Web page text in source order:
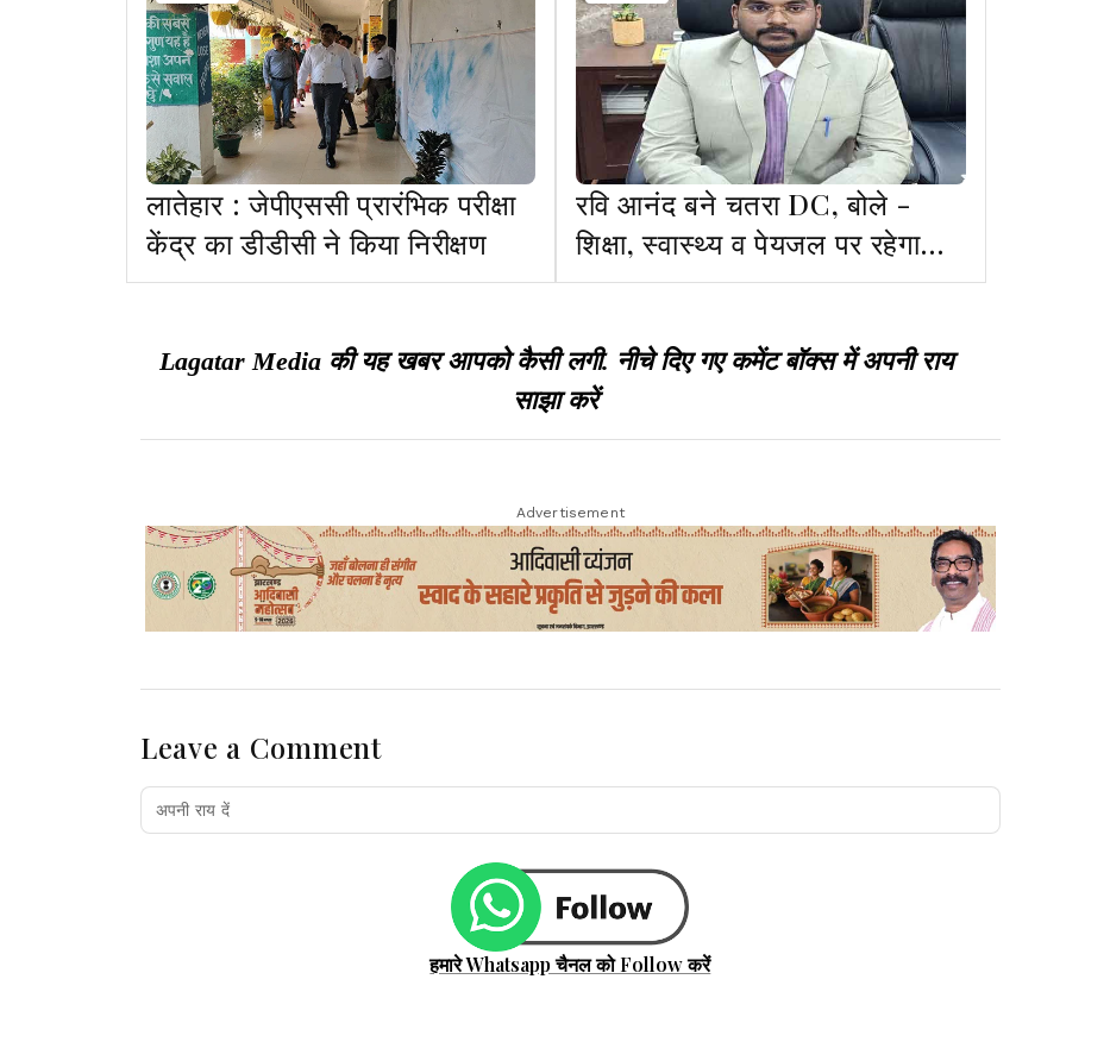
लातेहार : जेपीएससी प्रारंभिक परीक्षा
केंद्र का डीडीसी ने किया निरीक्षण
रवि आनंद बने चतरा DC, बोले -
शिक्षा, स्वास्थ्य व पेयजल पर रहेगा
फोकस
Lagatar Media की यह खबर आपको कैसी लगी. नीचे दिए गए कमेंट बॉक्स में अपनी राय
साझा करें
Advertisement
Leave a Comment
हमारे Whatsapp चैनल को Follow करें